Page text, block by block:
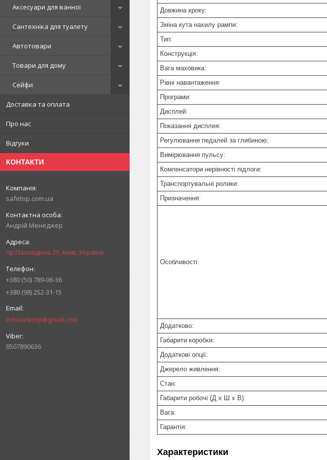
Аксесуари для ванної
Сантехніка для туалету
Автотовари
Товари для дому
Сейфи
Доставка та оплата
Про нас
Відгуки
КОНТАКТИ
safetop.com.ua
Андрій Менеджер
пр.Палладина 25, Київ, Україна
+380 (50) 789-06-36
+380 (98) 252-31-15
infosafetop@gmail.com
0507890636
Довжина кроку:
Зміна кута нахилу рампи:
Тип:
Конструкція:
Вага маховика:
Рівні навантаження:
Програми:
Дисплей:
Показання дисплея:
Регулювання педалей за глибиною:
Вимірювання пульсу:
Компенсатори нерівності підлоги:
Транспортувальні ролики:
Призначення:
Особливості:
Додатково:
Габарити коробки:
Додаткові опції:
Джерело живлення:
Стан:
Габарити робочі (Д x Ш x В):
Вага:
Гарантія:
Характеристики